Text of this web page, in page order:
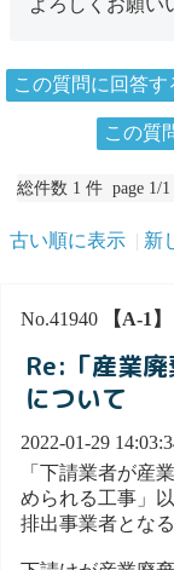
よろしくお願い
この質問に回答す
この質
総件数 1 件 page 1/
古い順に表示 新
No.41940 【A-1】
Re:「産業
について
2022-01-29
「下請業者が産
められる工事」
排出事業者とな